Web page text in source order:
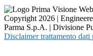
Copyright 2026 |
Parma S.p.A. | Divisione
Disclaimer trattamento dati